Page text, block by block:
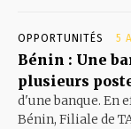
OPPORTUNITÉS 5
Bénin : Une
plusieurs
d'une banque. En
Bénin, Filiale de